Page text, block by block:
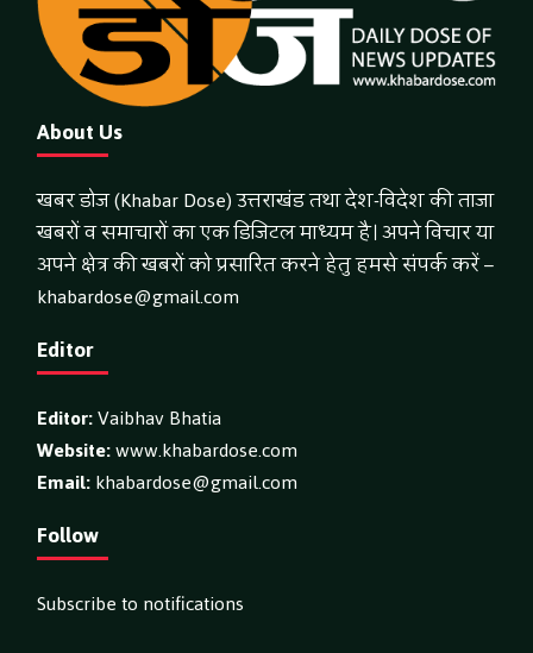
About Us
खबर डोज (Khabar Dose) उत्तराखंड तथा देश-विदेश की ताजा
खबरों व समाचारों का एक डिजिटल माध्यम है। अपने विचार या
अपने क्षेत्र की खबरों को प्रसारित करने हेतु हमसे संपर्क करें –
khabardose@gmail.com
Editor
Editor:Vaibhav Bhatia
Website:www.khabardose.com
Email:khabardose@gmail.com
Follow
Subscribe to notifications